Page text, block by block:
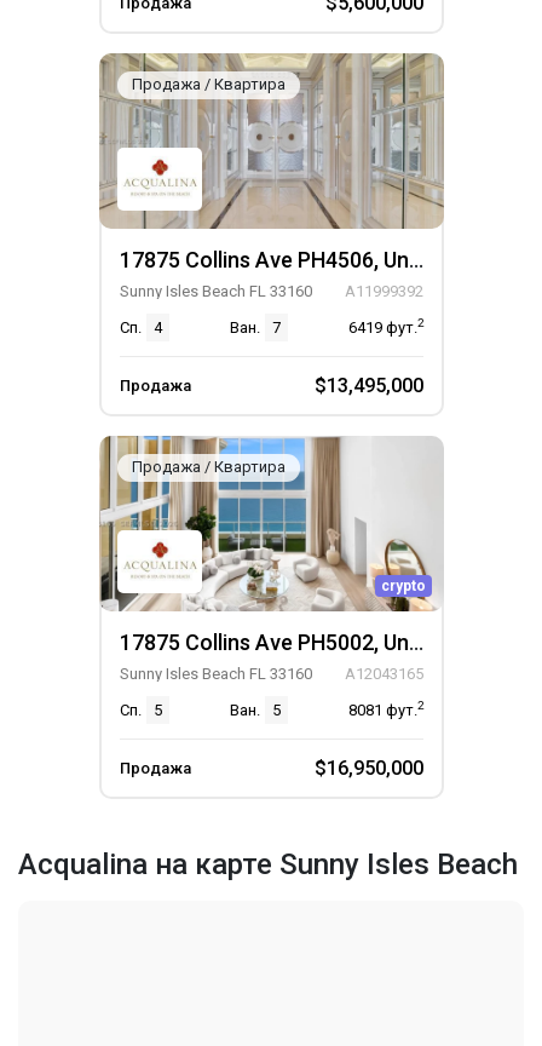
Продажа / Квартира
17875 Collins Ave PH4506, Unit PH4506
Sunny Isles Beach FL 33160
A11999392
Сп.
4 Ван. 7 6419 фут.2
Продажа $13,495,000
Продажа / Квартира
crypto
17875 Collins Ave PH5002, Unit PH5002
Sunny Isles Beach FL 33160
A12043165
Сп.
5 Ван. 5 8081 фут.2
Продажа $16,950,000
Acqualina на карте Sunny Isles Beach